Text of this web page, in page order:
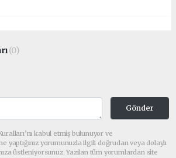
(0)
Gönder
kabul etmiş bulunuyor ve
yaptığınız yorumunuzla ilgili doğrudan veya dolaylı
üstleniyorsunuz. Yazılan tüm yorumlardan site